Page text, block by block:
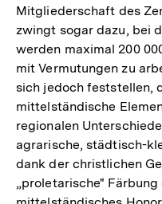
Mitgliederschaft des
zwingt sogar dazu, bei
werden maximal 200
mit Vermutungen zu
sich jedoch feststellen,
mittelständische
regionalen
agrarische, städtisch-
dank der christlichen
„proletarische"